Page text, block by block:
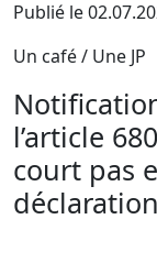
Publié le
Un café / Une JP
l’article
court pas